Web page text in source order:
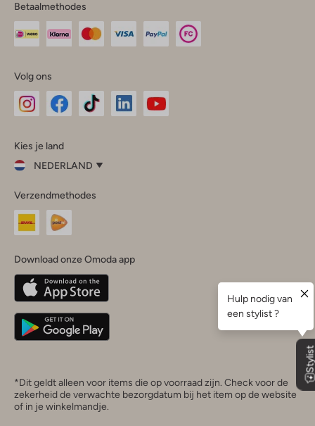
Betaalmethodes
Volg ons
InstagramFacebook
Kies je land
NEDERLAND
je
land
Nederland
Belgique(Français)
Deutschland
Verzendmethodes
Download onze Omoda app
*Dit geldt alleen voor items die op voorraad zijn. Check voor de
zekerheid de verwachte bezorgdatum bij het item op de website
of in je winkelmandje.